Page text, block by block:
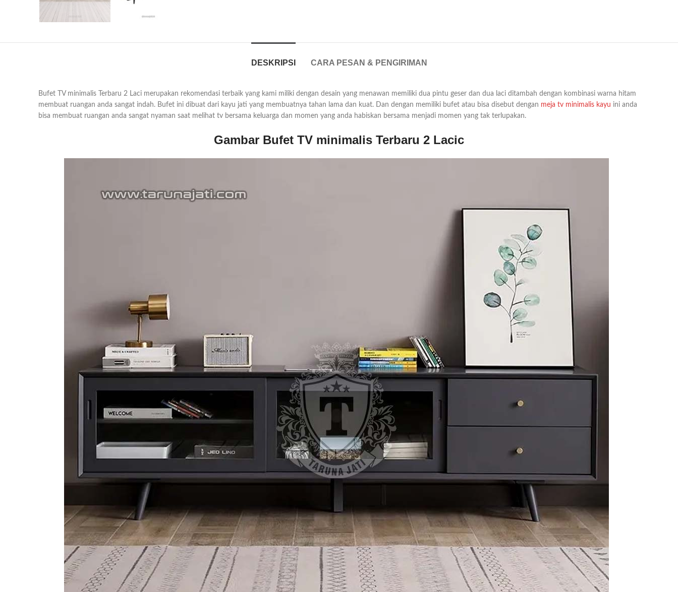
DESKRIPSI CARA PESAN & PENGIRIMAN
Bufet TV minimalis Terbaru 2 Laci merupakan rekomendasi terbaik yang kami miliki dengan desain yang menawan memiliki dua pintu geser dan dua laci ditambah dengan kombinasi warna hitam
membuat ruangan anda sangat indah. Bufet ini dibuat dari kayu jati yang membuatnya tahan lama dan kuat. Dan dengan memiliki bufet atau bisa disebut dengan meja tv minimalis kayu ini anda
bisa membuat ruangan anda sangat nyaman saat melihat tv bersama keluarga dan momen yang anda habiskan bersama menjadi momen yang tak terlupakan.
Gambar Bufet TV minimalis Terbaru 2 Lacic